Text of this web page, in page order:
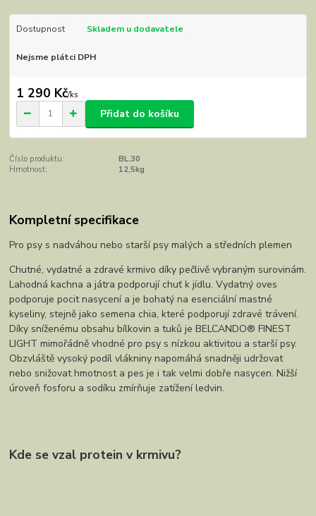
Dostupnost Skladem u dodavatele
Nejsme plátci DPH
1 290 Kč/ks
Přidat do košíku
Číslo produktu:
BL.30
Hmotnost:
12,5kg
Kompletní specifikace
Pro psy s nadváhou nebo starší psy malých a středních plemen
Chutné, vydatné a zdravé krmivo díky pečlivě vybraným surovinám.
Lahodná kachna a játra podporují chuť k jídlu. Vydatný oves
podporuje pocit nasycení a je bohatý na esenciální mastné
kyseliny, stejně jako semena chia, které podporují zdravé trávení.
Díky sníženému obsahu bílkovin a tuků je BELCANDO® FINEST
LIGHT mimořádně vhodné pro psy s nízkou aktivitou a starší psy.
Obzvláště vysoký podíl vlákniny napomáhá snadněji udržovat
nebo snižovat hmotnost a pes je i tak velmi dobře nasycen. Nižší
úroveň fosforu a sodíku zmírňuje zatížení ledvin.
Kde se vzal protein v krmivu?